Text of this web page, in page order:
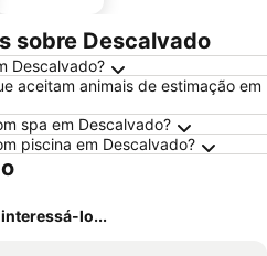
mento
sobre Descalvado
Descalvado?
aceitam animais de estimação em
spa em Descalvado?
piscina em Descalvado?
lo...